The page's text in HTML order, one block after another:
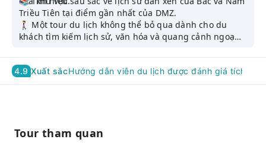
Triều Tiên tại điểm gần nhất của DMZ.
🚶‍♀️ Một tour du lịch không thể bỏ qua dành cho du
khách tìm kiếm lịch sử, văn hóa và quang cảnh ngoạn
Triều Tiên
Đài quan sát Aegibong | Starbucks gần DMZ nhất với
4.9 Xuất sắcHướng dẫn viên du lịch được đánh giá tích cực
Tour tham quan